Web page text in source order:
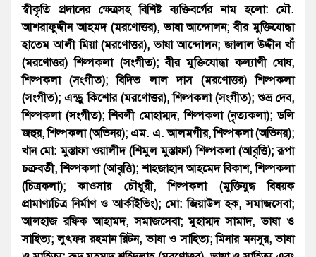
স্বীকৃতি প্রদানের ক্ষেত্রসহ বিশিষ্ট ব্যক্তিবর্গের নাম হলো: মৌ.
আশরাফুদ্দীন আহমদ (মরণোত্তর), ভাষা আন্দোলন; বীর মুক্তিযোদ্ধা
হাতেম আলী মিয়া (মরণোত্তর), ভাষা আন্দোলন; জালাল উদ্দীন খাঁ
(মরণোত্তর) শিল্পকলা (সংগীত); বীর মুক্তিযোদ্ধা কল্যাণী ঘোষ,
শিল্পকলা (সংগীত); বিদিত লাল দাস (মরণোত্তর) শিল্পকলা
(সংগীত); এন্ড্রু কিশোর (মরণোত্তর), শিল্পকলা (সংগীত); শুভ্র দেব,
শিল্পকলা (সংগীত); শিবলী মোহাম্মদ, শিল্পকলা (নৃত্যকলা); ডলি
জহুর, শিল্পকলা (অভিনয়); এম. এ. আলমগীর, শিল্পকলা (অভিনয়);
খান মো: মুস্তাফা ওয়ালীদ (শিমুল মুস্তাফা) শিল্পকলা (আবৃত্তি); রূপা
চক্রবর্তী, শিল্পকলা (আবৃত্তি); শাহজাহান আহমেদ বিকাশ, শিল্পকলা
(চিত্রকলা); কাওসার চৌধুরী, শিল্পকলা (মুক্তিযুদ্ধ বিষয়ক
প্রামাণ্যচিত্র নির্মাণ ও আর্কাইভিং); মো: জিয়াউল হক, সমাজসেবা;
আলহাজ রফিক আহামদ, সমাজসেবা; মুহাম্মদ সামাদ, ভাষা ও
সাহিত্য; লুৎফর রহমান রিটন, ভাষা ও সাহিত্য; মিনার মনসুর, ভাষা